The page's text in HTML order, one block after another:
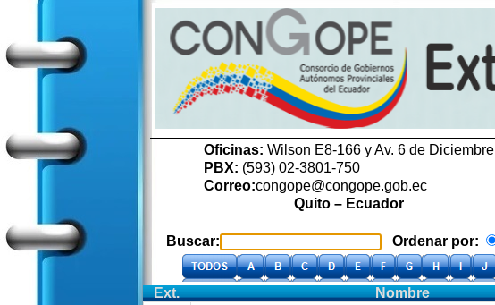
Oficinas: Wilson E8-166 y Av. 6 de Diciembre
PBX: (593) 02-3801-750
Correo:congope@congope.gob.ec
Quito – Ecuador
Buscar: Ordenar por:
Ext. Nombre